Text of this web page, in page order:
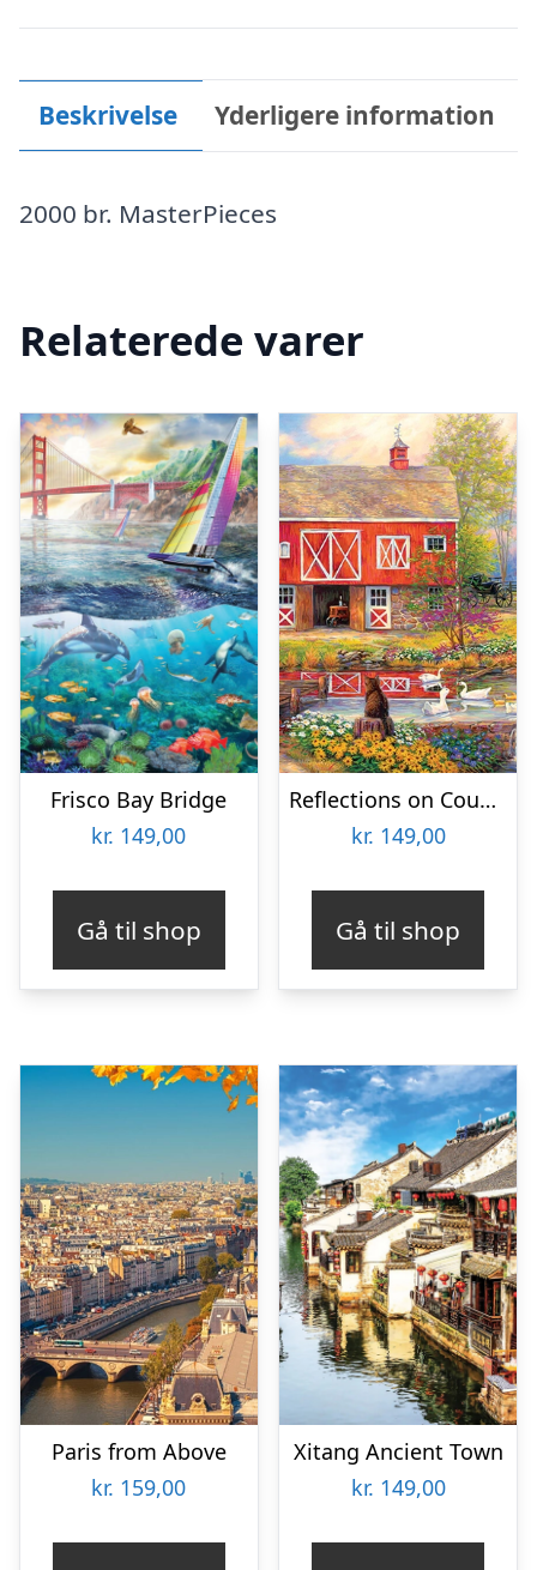
Beskrivelse Yderligere information
2000 br. MasterPieces
Relaterede varer
Frisco Bay Bridge
kr. 149,00
Gå til shop
Reflections on Country Living
kr. 149,00
Gå til shop
Paris from Above
kr. 159,00
Xitang Ancient Town
kr. 149,00